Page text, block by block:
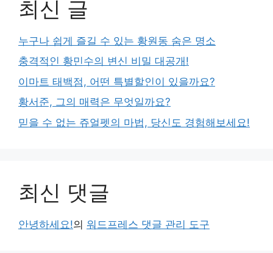
최신 글
누구나 쉽게 즐길 수 있는 황원동 숨은 명소
충격적인 황민수의 변신 비밀 대공개!
이마트 태백점, 어떤 특별할인이 있을까요?
황서준, 그의 매력은 무엇일까요?
믿을 수 없는 쥬얼펫의 마법, 당신도 경험해보세요!
최신 댓글
안녕하세요!의 워드프레스 댓글 관리 도구